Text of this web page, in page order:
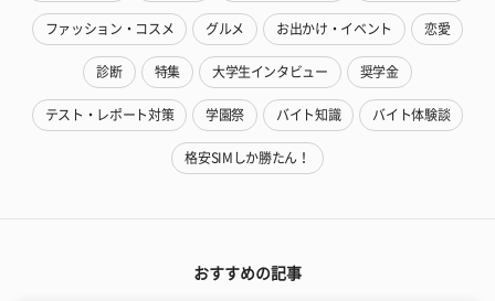
ファッション・コスメ グルメ お出かけ・イベント 恋愛
診断 特集 大学生インタビュー 奨学金
テスト・レポート対策 学園祭 バイト知識 バイト体験談
格安SIMしか勝たん！
おすすめの記事